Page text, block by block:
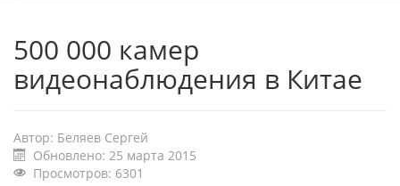
500 000 камер
видеонаблюдения в Китае
Автор: Беляев Сергей
Обновлено: 25 марта 2015
Просмотров: 6301